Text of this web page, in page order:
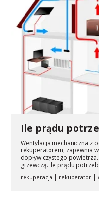
Ile prądu
Wentylacja mechaniczna z
rekuperatorem, zapewnia
dopływ czystego
grzewczą. Ile prądu
rekuperacja rekuperator |